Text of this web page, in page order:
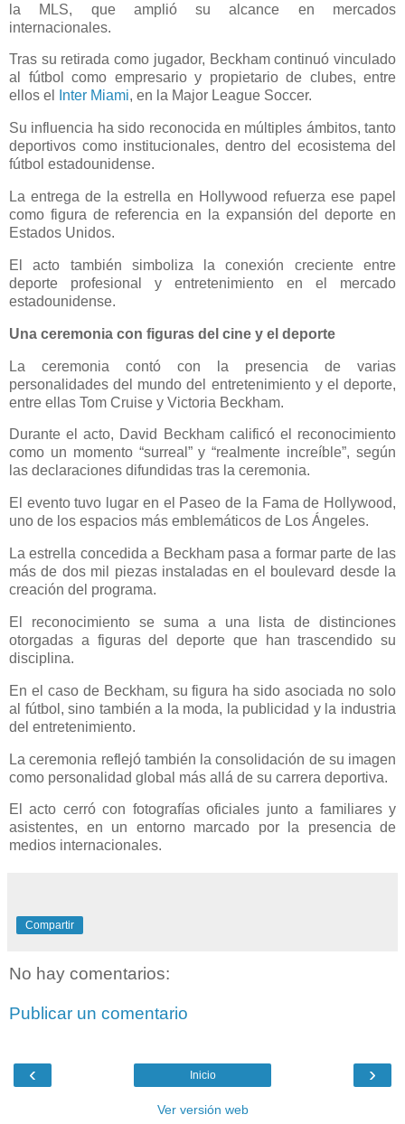
la MLS, que amplió su alcance en mercados
internacionales.
Tras su retirada como jugador, Beckham continuó vinculado
al fútbol como empresario y propietario de clubes, entre
ellos el
Inter Miami, en la Major League Soccer.
Su influencia ha sido reconocida en múltiples ámbitos, tanto
deportivos como institucionales, dentro del ecosistema del
fútbol estadounidense.
La entrega de la estrella en Hollywood refuerza ese papel
como figura de referencia en la expansión del deporte en
Estados Unidos.
El acto también simboliza la conexión creciente entre
deporte profesional y entretenimiento en el mercado
estadounidense.
Una ceremonia con figuras del cine y el deporte
La ceremonia contó con la presencia de varias
personalidades del mundo del entretenimiento y el deporte,
entre ellas Tom Cruise y Victoria Beckham.
Durante el acto, David Beckham calificó el reconocimiento
como un momento “surreal” y “realmente increíble”, según
las declaraciones difundidas tras la ceremonia.
El evento tuvo lugar en el Paseo de la Fama de Hollywood,
uno de los espacios más emblemáticos de Los Ángeles.
La estrella concedida a Beckham pasa a formar parte de las
más de dos mil piezas instaladas en el boulevard desde la
creación del programa.
El reconocimiento se suma a una lista de distinciones
otorgadas a figuras del deporte que han trascendido su
disciplina.
En el caso de Beckham, su figura ha sido asociada no solo
al fútbol, sino también a la moda, la publicidad y la industria
del entretenimiento.
La ceremonia reflejó también la consolidación de su imagen
como personalidad global más allá de su carrera deportiva.
El acto cerró con fotografías oficiales junto a familiares y
asistentes, en un entorno marcado por la presencia de
medios internacionales.
Compartir
No hay comentarios:
Publicar un comentario
‹ ›
Inicio
Ver versión web